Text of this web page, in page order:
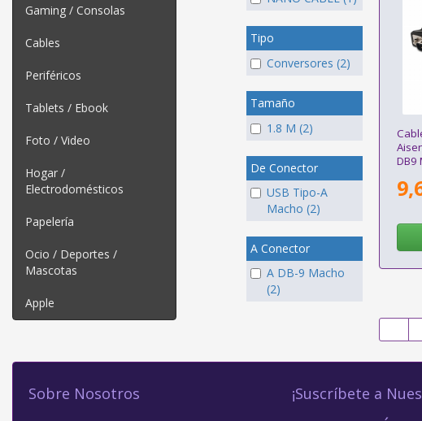
Gaming / Consolas
Cables
Periféricos
Tablets / Ebook
Foto / Video
Hogar /
Electrodomésticos
Papelería
Ocio / Deportes /
Mascotas
Apple
Tipo
Conversores (2)
Tamaño
1.8 M (2)
De Conector
USB Tipo-A
Macho (2)
A Conector
A DB-9 Macho
(2)
DB9
Sobre Nosotros ¡Suscríbete a